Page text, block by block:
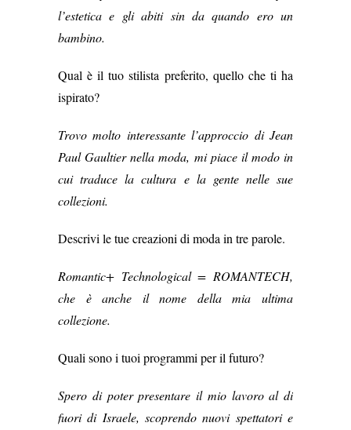
l’estetica e gli abiti sin da quando ero un
bambino.
Qual è il tuo stilista preferito, quello che ti ha
ispirato?
Trovo molto interessante l’approccio di Jean
Paul Gaultier nella moda, mi piace il modo in
cui traduce la cultura e la gente nelle sue
collezioni.
Descrivi le tue creazioni di moda in tre parole.
Romantic+ Technological = ROMANTECH,
che è anche il nome della mia ultima
collezione.
Quali sono i tuoi programmi per il futuro?
Spero di poter presentare il mio lavoro al di
fuori di Israele, scoprendo nuovi spettatori e